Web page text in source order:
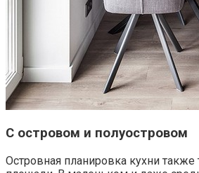
С островом и полуостровом
Островная планировка кухни также